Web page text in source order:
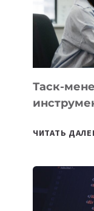
Таск-
ЧИТАТЬ